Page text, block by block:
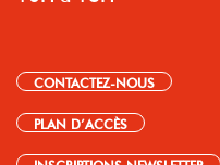
CONTACTEZ-NOUS
PLAN D’ACCÈS